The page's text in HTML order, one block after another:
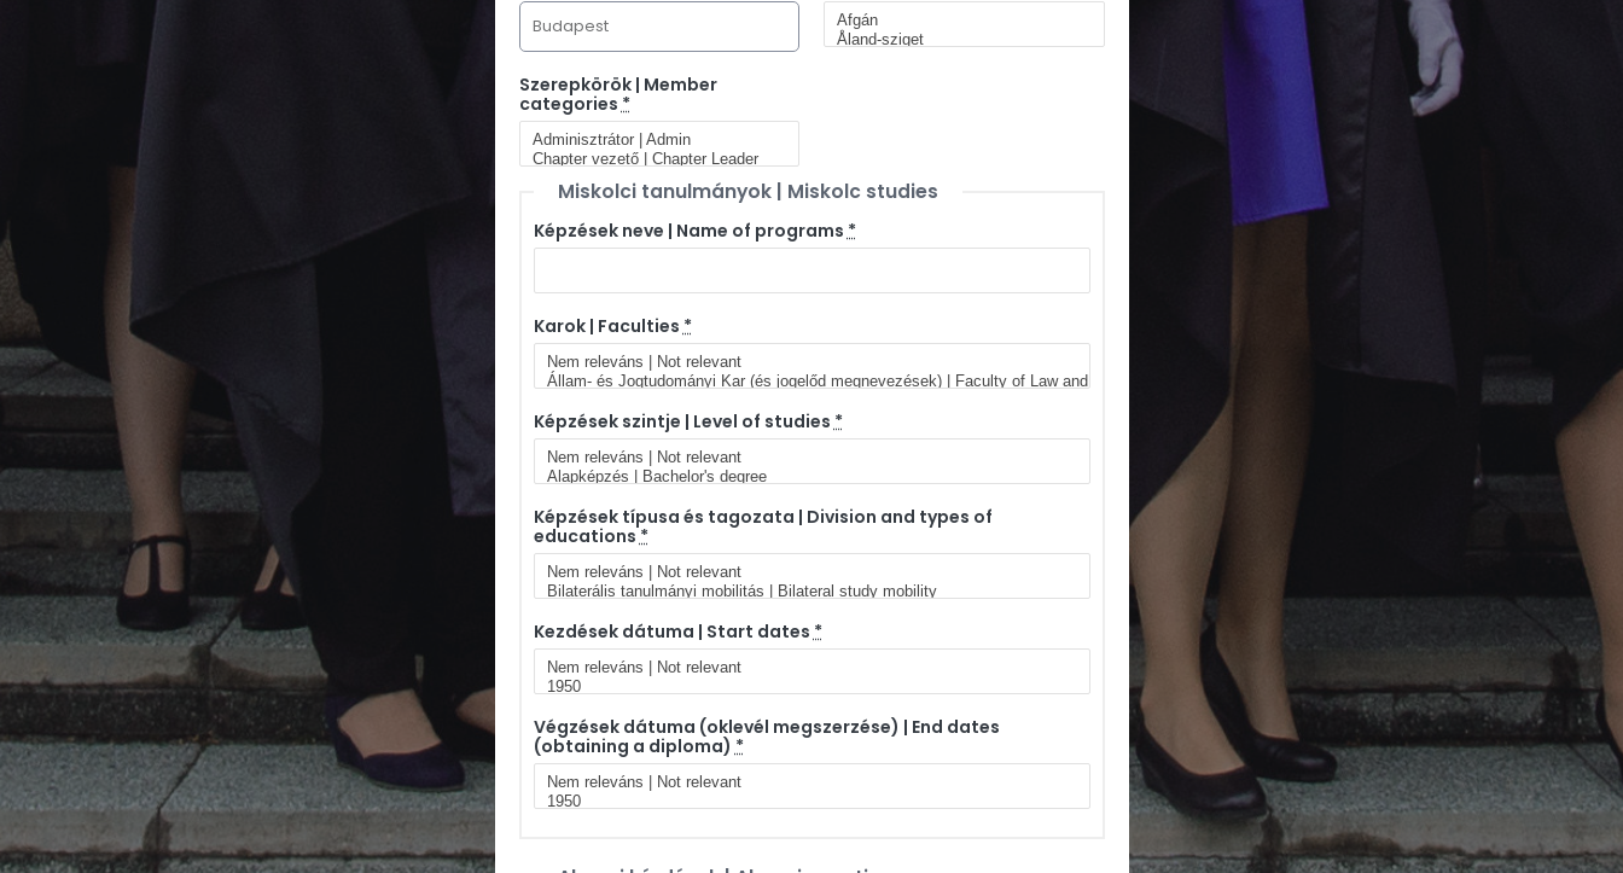
Szerepkörök | Member
categories*
Miskolci tanulmányok | Miskolc studies
Képzések neve | Name of programs*
Karok | Faculties*
Képzések szintje | Level of studies*
Képzések típusa és tagozata | Division and types of
educations*
Kezdések dátuma | Start dates*
Végzések dátuma (oklevél megszerzése) | End dates
(obtaining a diploma)*